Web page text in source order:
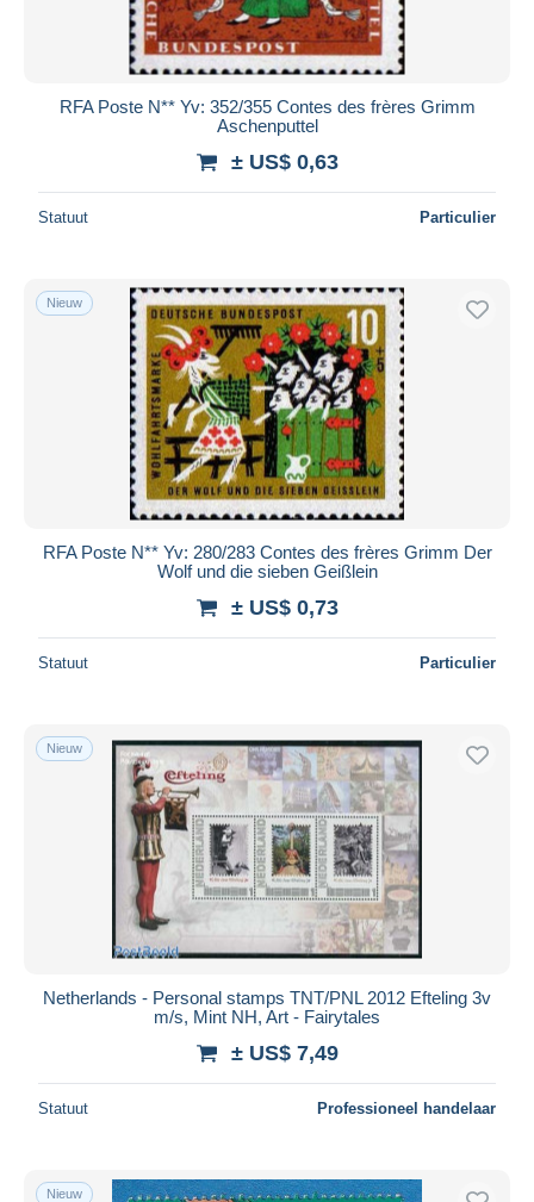
RFA Poste N** Yv: 352/355 Contes des frères Grimm
Aschenputtel
± US$ 0,63
Statuut Particulier
Nieuw
RFA Poste N** Yv: 280/283 Contes des frères Grimm Der
Wolf und die sieben Geißlein
± US$ 0,73
Statuut Particulier
Nieuw
Netherlands - Personal stamps TNT/PNL 2012 Efteling 3v
m/s, Mint NH, Art - Fairytales
± US$ 7,49
Statuut Professioneel handelaar
Nieuw